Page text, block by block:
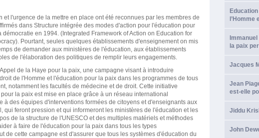
et l'urgence de la mettre en place ont été reconnues par les membres de
dans Structure intégrée des modes d'action pour l'éducation pour
démocratie en 1994. (Integrated Framework of Action on Education for
Pourtant, seules quelques établissements d'enseignement on mis
de demander aux ministères de l'éducation, aux établissements
de l'élaboration des politiques de remplir leurs engagements.
de la Haye pour la paix, une campagne visant à introduire
de l'Homme et l'éducation pour la paix dans les programmes de tous
notamment les facultés de médecine et de droit. Cette initiative
la paix est mise en place grâce à un réseau international
à des équipes d'interventions formées de citoyens et d'enseignants aux
qui feront pression et qui informeront les ministères de l'éducation et les
de la structure de l'UNESCO et des multiples matériels et méthodes
à faire de l'éducation pour la paix dans tous les types
de cette campagne est d'assurer que tous les systèmes d'éducation du
la paix
Jacques
Jean
est-elle
Jiddu
John